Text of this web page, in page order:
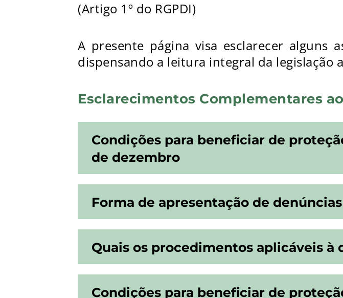
(Artigo 1º do RGPDI)
A presente página visa esclarecer alguns
dispensando a leitura integral da legislação
Esclarecimentos Complementares
Condições para beneficiar de
de dezembro
Forma de apresentação de
Quais os procedimentos aplicáveis à
Condições para beneficiar de